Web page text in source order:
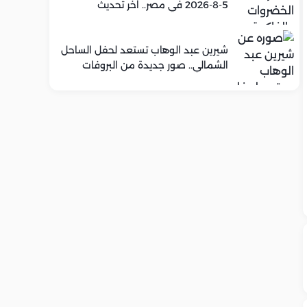
5-8-2026 في مصر.. اخر تحديث
شيرين عبد الوهاب تستعد لحفل الساحل
الشمالي.. صور جديدة من البروفات